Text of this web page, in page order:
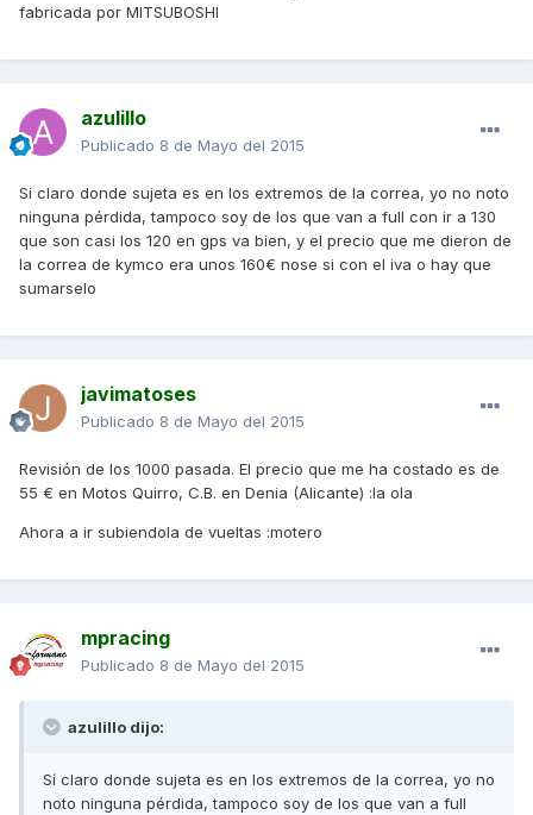
fabricada por MITSUBOSHI
azulillo
Publicado 8 de Mayo del 2015
Sí claro donde sujeta es en los extremos de la correa, yo no noto
ninguna pérdida, tampoco soy de los que van a full con ir a 130
que son casi los 120 en gps va bien, y el precio que me dieron de
la correa de kymco era unos 160€ nose si con el iva o hay que
sumarselo
javimatoses
Publicado 8 de Mayo del 2015
Revisión de los 1000 pasada. El precio que me ha costado es de
55 € en Motos Quirro, C.B. en Denia (Alicante) :la ola
Ahora a ir subiendola de vueltas :motero
mpracing
Publicado 8 de Mayo del 2015
azulillo dijo:
Sí claro donde sujeta es en los extremos de la correa, yo no
noto ninguna pérdida, tampoco soy de los que van a full